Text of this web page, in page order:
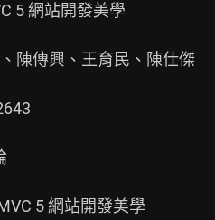
5 網站開發美學
陳傳興、王育民、陳仕傑
5 網站開發美學